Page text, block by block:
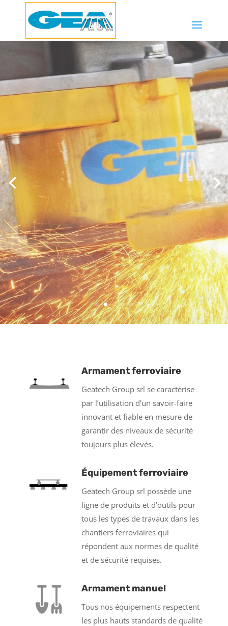
Armament ferroviaire
Geatech Group srl se caractérise
par l’utilisation d’un savoir-faire
innovant et fiable en mesure de
garantir des niveaux de sécurité
toujours plus élevés.
Équipement ferroviaire
Geatech Group srl possède une
ligne de produits et d’outils pour
tous les types de travaux dans les
chantiers ferroviaires qui
répondent aux normes de qualité
et de sécurité requises.
Armament manuel
Tous nos équipements respectent
les plus hauts standards de qualité